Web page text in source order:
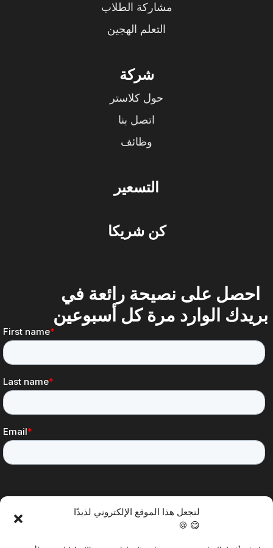
لنجعل هذا الموقع الإلكتروني لذيذًا
😋 🍪
مشاركة الطلاب
التعلم الهجين
شركة
حول كلاستر
اتصل بنا
وظائف
التسعير
كن شريكا
احصل على نصيحة رائعة في
بريدك الوارد مرة كل أسبوعين